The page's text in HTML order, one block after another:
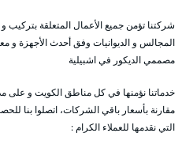
شركتنا تؤمن جميع الأعمال المتعلقة
المجالس و الديوانيات وفق أحدث الأجهزة و
مصممي الديكور في اشبيلية
مقارنة بأسعار باقي الشركات، اتصلوا بنا
التي نقدمها للعملاء الكرام :